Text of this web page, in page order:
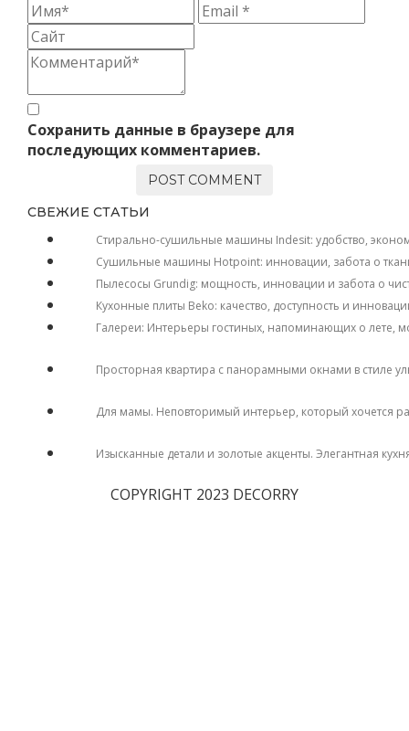
Сохранить данные в браузере для
последующих комментариев.
СВЕЖИЕ СТАТЬИ
Стирально-сушильные машины Indesit: удобство,
Сушильные машины Hotpoint: инновации, забота о
Пылесосы Grundig: мощность, инновации и забота о
Кухонные плиты Beko: качество, доступность и
Галереи: Интерьеры гостиных, напоминающих о лете,
Просторная квартира с панорамными окнами в стиле
Для мамы. Неповторимый интерьер, который хочется
Изысканные детали и золотые акценты. Элегантная
COPYRIGHT 2023 DECORRY